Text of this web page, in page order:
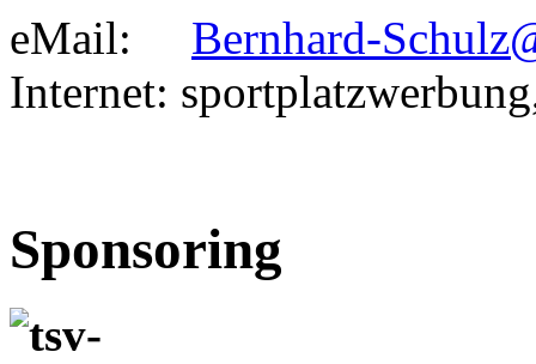
eMail: Bernhard-
Internet:
Sponsoring